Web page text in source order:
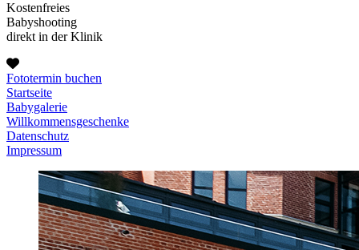
Kostenfreies
Babyshooting
direkt in der Klinik
Fototermin buchen
Startseite
Babygalerie
Willkommensgeschenke
Datenschutz
Impressum